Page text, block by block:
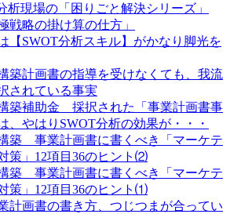
析現場の「困りごと解決シリーズ」
戦略の掛け算の仕方」
【SWOT分析スキル】がかなり脚光を
築計画書の指導を受けなくても、我流
されている事実
築補助金 採択された「事業計画書事
、やはりSWOT分析の効果が・・・
築 事業計画書に書くべき「マーケテ
策」12項目36のヒント⑵
築 事業計画書に書くべき「マーケテ
策」12項目36のヒント⑴
計画書の書き方、つじつまが合ってい